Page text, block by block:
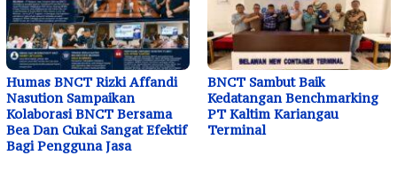
Humas BNCT Rizki Affandi
Nasution Sampaikan
Kolaborasi BNCT Bersama
Bea Dan Cukai Sangat Efektif
Bagi Pengguna Jasa
BNCT Sambut Baik
Kedatangan Benchmarking
PT Kaltim Kariangau
Terminal